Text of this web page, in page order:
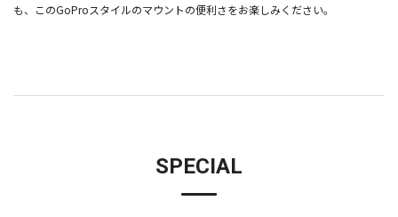
も、このGoProスタイルのマウントの便利さをお楽しみください。
SPECIAL